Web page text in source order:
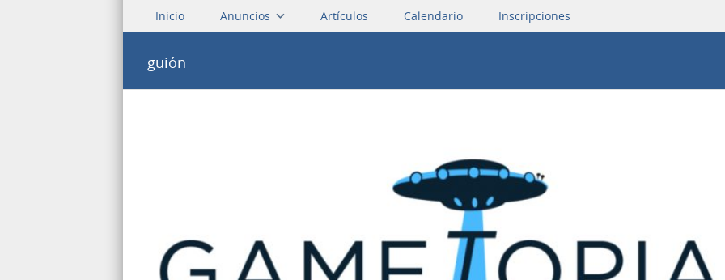
Menu
Saltar a contenido
Inicio Anuncios Artículos Calendario Inscripciones
guión